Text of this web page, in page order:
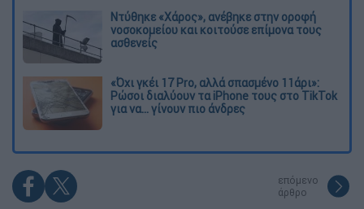
Ντύθηκε «Χάρος», ανέβηκε στην οροφή
νοσοκομείου και κοιτούσε επίμονα τους
ασθενείς
«Όχι γκέι 17 Pro, αλλά σπασμένο 11άρι»:
Ρώσοι διαλύουν τα iPhone τους στο TikTok
για να... γίνουν πιο άνδρες
επόμενο
άρθρο